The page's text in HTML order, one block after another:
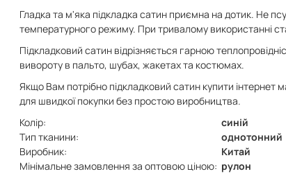
Гладка та м'яка підкладка сатин приємна на дотик. Не
температурного режиму. При тривалому використанні
Підкладковий сатин відрізняється гарною
вивороту в пальто, шубах, жакетах та костюмах.
Якщо Вам потрібно підкладковий сатин купити інтернет
для швидкої покупки без простою виробництва.
Колір:
синій
Тип тканини:
однотонний
Виробник:
Китай
Мінімальне замовлення за оптовою ціною: рулон